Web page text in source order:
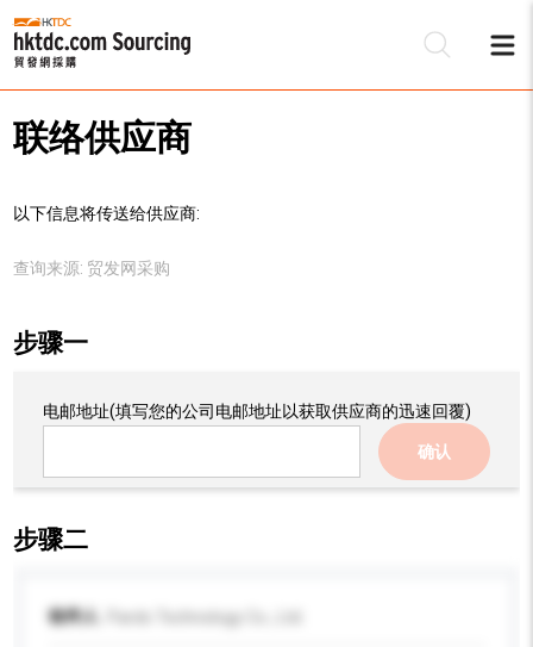
联络供应商
以下信息将传送给供应商:
查询来源: 贸发网采购
步骤一
电邮地址(填写您的公司电邮地址以获取供应商的迅速回覆)
确认
步骤二
收件人